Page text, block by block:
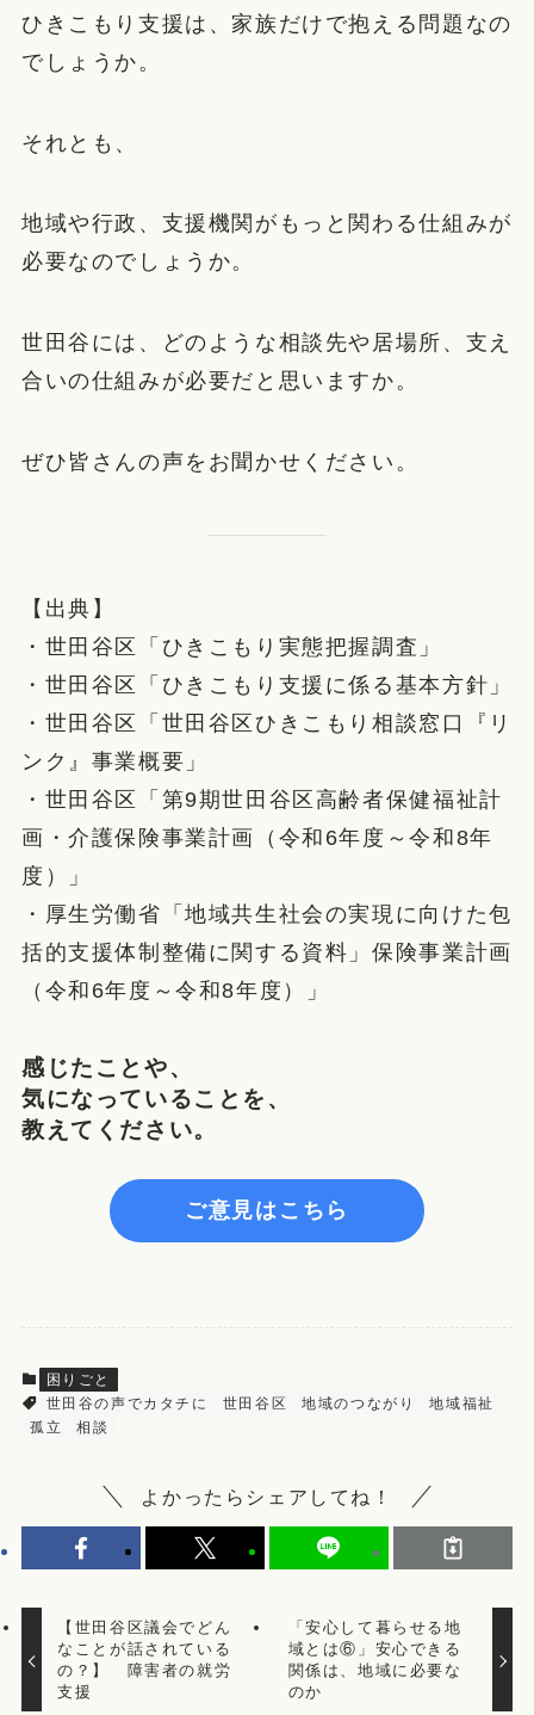
ひきこもり支援は、家族だけで抱える問題なの
でしょうか。
それとも、
地域や行政、支援機関がもっと関わる仕組みが
必要なのでしょうか。
世田谷には、どのような相談先や居場所、支え
合いの仕組みが必要だと思いますか。
ぜひ皆さんの声をお聞かせください。
【出典】
・世田谷区「ひきこもり実態把握調査」
・世田谷区「ひきこもり支援に係る基本方針」
・世田谷区「世田谷区ひきこもり相談窓口『リ
ンク』事業概要」
・世田谷区「第9期世田谷区高齢者保健福祉計
画・介護保険事業計画（令和6年度～令和8年
度）」
・厚生労働省「地域共生社会の実現に向けた包
括的支援体制整備に関する資料」保険事業計画
（令和6年度～令和8年度）」
感じたことや、
気になっていることを、
教えてください。
ご意見はこちら
困りごと
世田谷の声でカタチに
世田谷区 地域のつながり
地域福祉
孤立
相談
よかったらシェアしてね！
【世田谷区議会でどん
なことが話されている
の？】 障害者の就労
支援
「安心して暮らせる地
域とは⑥」安心できる
関係は、地域に必要な
のか